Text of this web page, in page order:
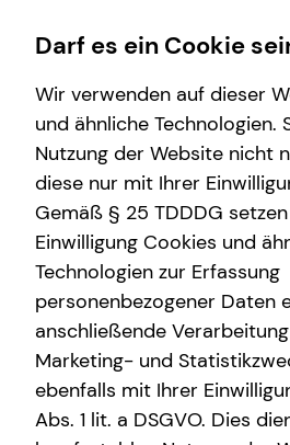
Wissenswertes
Interview
Über tecis
Über mich
Finanzberatung
Spezialisten-Netzwerk
Investment
Kapitalanlage Immobilien
Immobilienfinanzierung
Altersvorsorge
Betriebliche Altersvorsorge
Karriere-Infos
Karrierechancen
Initiativbewerbung
Service
Kundenportal
Schadenabwicklung
Darf es ein Cookie
Wir verwenden auf dieser
und ähnliche Technologien.
Nutzung der Website nicht
diese nur mit Ihrer
Gemäß § 25 TDDDG
Einwilligung Cookies und
Technologien zur Erfassung
personenbezogener Daten
anschließende
Marketing- und
ebenfalls mit Ihrer
Abs. 1 lit. a DSGVO. Dies